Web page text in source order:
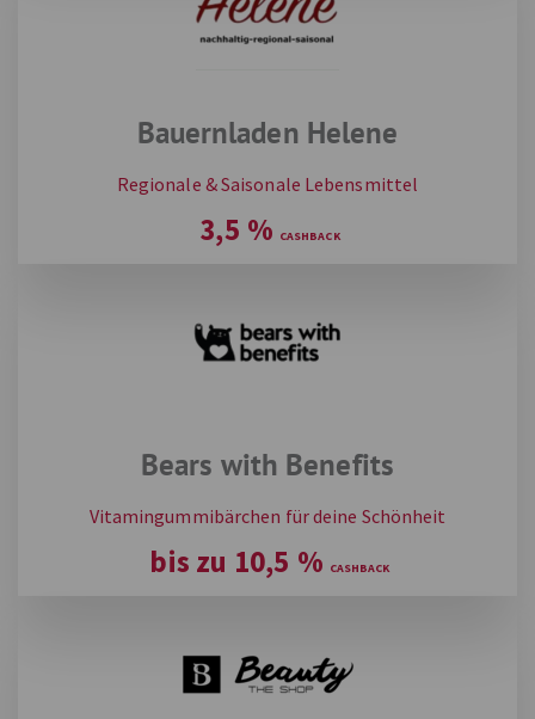
Bauernladen Helene
Regionale & Saisonale Lebensmittel
3,5 %
Bears with Benefits
Vitamingummibärchen für deine Schönheit
bis zu 10,5 %